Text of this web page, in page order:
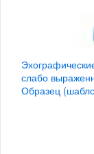
слабо
Образец